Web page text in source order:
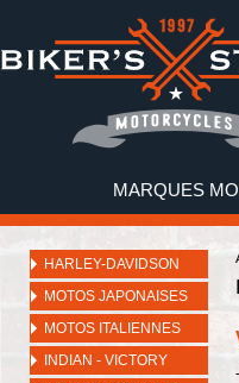
MARQUES
HARLEY-DAVIDSON
MOTOS JAPONAISES
MOTOS ITALIENNES
INDIAN - VICTORY